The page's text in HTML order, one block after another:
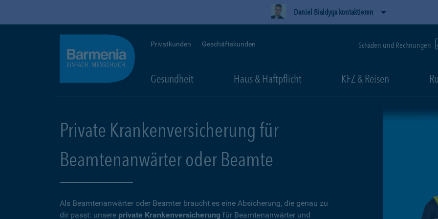
Daniel Bialdyga kontaktieren
Privatkunden Geschäftskunden Schäden und Rechnungen
Gesundheit Haus & Haftpflicht KFZ & Reisen
Private Krankenversicherung für
Beamtenanwärter oder Beamte
Als Beamtenanwärter oder Beamter braucht es eine Absicherung, die genau zu
dir passt: unsere private Krankenversicherung für Beamtenanwärter und